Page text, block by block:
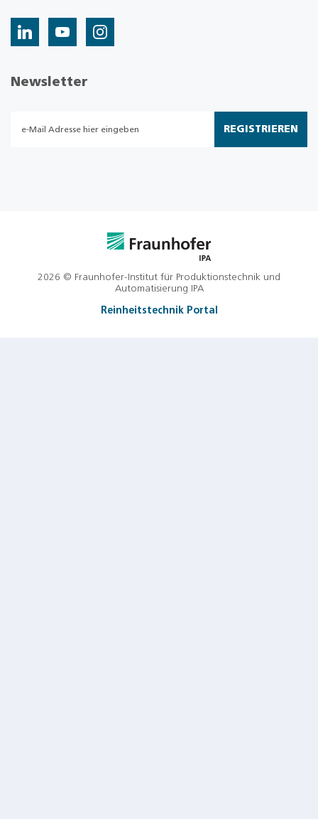
Newsletter
REGISTRIEREN
2026 © Fraunhofer-Institut für Produktionstechnik und
Automatisierung IPA
Reinheitstechnik Portal